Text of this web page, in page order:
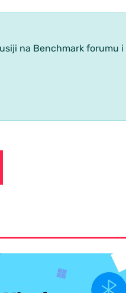
na Benchmark forumu i